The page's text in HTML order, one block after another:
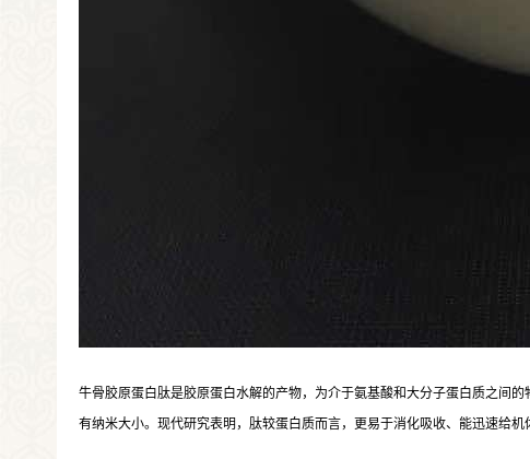
牛骨胶原蛋白肽是胶原蛋白水解的产物，为介于氨基酸和大分子蛋白质之间
有纳米大小。现代研究表明，肽较蛋白质而言，更易于消化吸收、能迅速给